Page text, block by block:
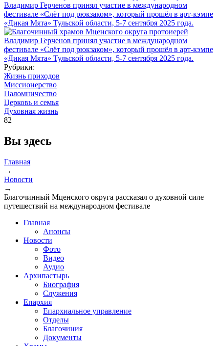
Рубрики:
Жизнь приходов
Миссионерство
Паломничество
Церковь и семья
Духовная жизнь
82
Вы здесь
Главная
→
Новости
→
Благочинный Мценского округа рассказал о духовной силе
путешествий на международном фестивале
Главная
Анонсы
Новости
Фото
Видео
Аудио
Архипастырь
Биография
Служения
Епархия
Епархиальное управление
Отделы
Благочиния
Документы